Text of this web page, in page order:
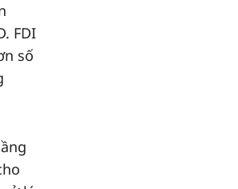
FDI
số